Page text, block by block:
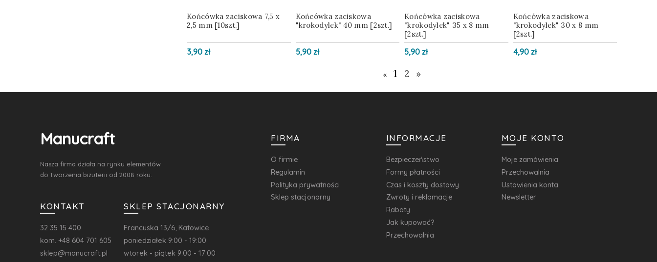
Końcówka zaciskowa 7,5 x
2,5 mm [10szt.]
3,90 zł
Końcówka zaciskowa
"krokodylek" 40 mm [2szt.]
5,90 zł
Końcówka zaciskowa
"krokodylek" 35 x 8 mm
[2szt.]
5,90 zł
Końcówka zaciskowa
"krokodylek" 30 x 8 mm
[2szt.]
4,90 zł
« 1 2 »
Manucraft
Nasza firma działa na rynku elementów
do tworzenia biżuterii od 2008 roku.
KONTAKT
32 35 15 400
kom. +48 604 701 605
sklep@manucraft.pl
SKLEP STACJONARNY
Francuska 13/6, Katowice
poniedziałek 9:00 - 19:00
wtorek - piątek 9:00 - 17:00
FIRMA
O firmie
Regulamin
Polityka prywatności
Sklep stacjonarny
INFORMACJE
Bezpieczeństwo
Formy płatności
Czas i koszty dostawy
Zwroty i reklamacje
Rabaty
Jak kupować?
Przechowalnia
MOJE KONTO
Moje zamówienia
Przechowalnia
Ustawienia konta
Newsletter